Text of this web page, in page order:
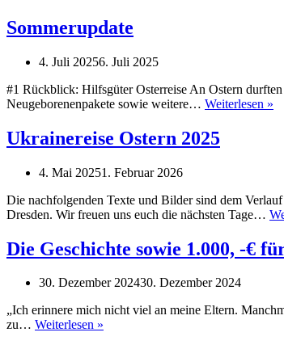
Sommerupdate
4. Juli 20256. Juli 2025
#1 Rückblick: Hilfsgüter Osterreise An Ostern
Neugeborenenpakete sowie weitere… Weiterlesen »
Ukrainereise Ostern 2025
4. Mai 20251. Februar 2026
Die nachfolgenden Texte und Bilder sind dem
Dresden. Wir freuen uns euch die nächsten Tage…
Die Geschichte sowie 1.000, -€
30. Dezember 202430. Dezember 2024
„Ich erinnere mich nicht viel an meine Eltern.
zu… Weiterlesen »